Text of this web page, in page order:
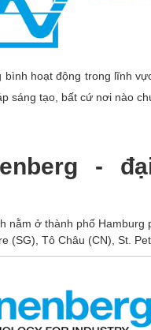
hoạt động trong lĩnh
sáng tạo, bất cứ nơi nào
-
nằm ở thành phố
(SG), Tô Châu (CN), St.